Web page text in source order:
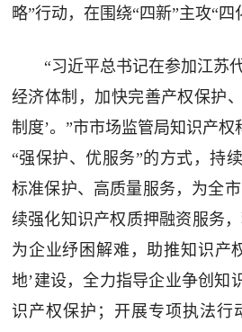
略”行动，在围绕“四新”主攻“四
“习近平总书记在参加江苏
经济体制，加快完善产权保护
制度’。”市市场监管局知识产
“强保护、优服务”的方式，持
标准保护、高质量服务，为全
续强化知识产权质押融资服务
为企业纾困解难，助推知识产
地’建设，全力指导企业争创知
识产权保护；开展专项执法